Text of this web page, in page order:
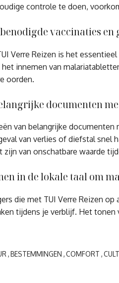
controle te doen,
vaccinaties
Verre Reizen is het
innemen van
oorden.
documenten
van belangrijke documenten
van verlies of diefstal
zijn van onschatbare waarde
in de lokale taal om
die met TUI Verre Reizen
tijdens je verblijf. Het
BESTEMMINGEN COMFORT